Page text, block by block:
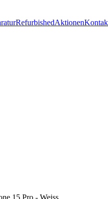
RefurbishedAktionen
15 Pro - Weiss